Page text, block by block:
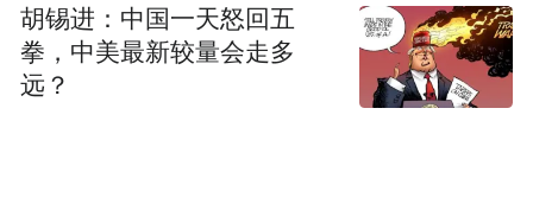
胡锡进：中国一天怒回五
拳，中美最新较量会走多
远？